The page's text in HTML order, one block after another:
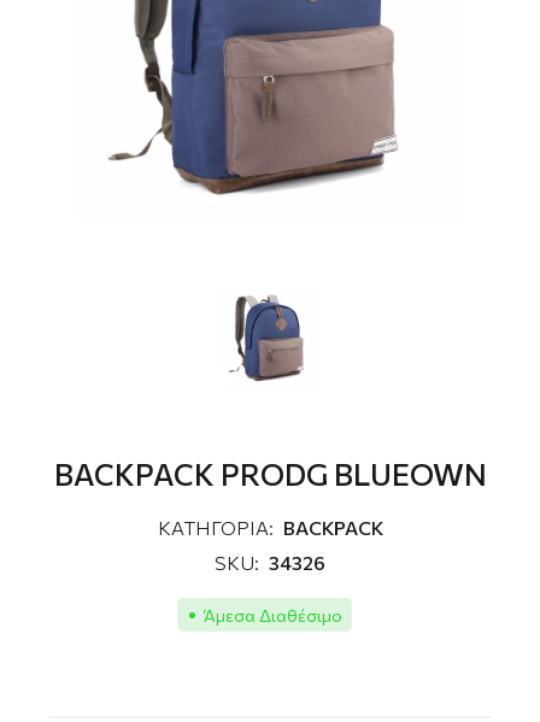
BACKPACK PRODG BLUEOWN
ΚΑΤΗΓΟΡΙΑ: BACKPACK
SKU: 34326
Άμεσα Διαθέσιμο